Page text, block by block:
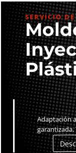
SERVICIO DE
Adaptación
garantizada.